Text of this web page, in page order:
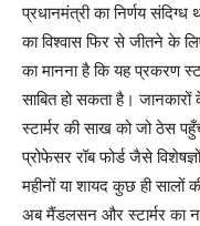
प्रधानमंत्री का निर्णय
का विश्वास फिर से जीतने के
का मानना है कि यह प्रकरण
साबित हो सकता है।
स्टार्मर की साख को जो ठेस
प्रोफेसर रॉब फोर्ड जैसे
महीनों या शायद कुछ ही सालों
अब मैंडलसन और स्टार्मर का